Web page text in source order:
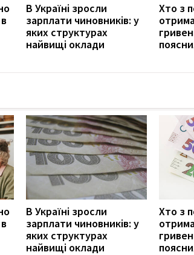
В Україні зросли
зарплати чиновників: у
яких структурах
найвищі оклади
Хто з
В Україні зросли
зарплати чиновників: у
яких структурах
найвищі оклади
Хто з